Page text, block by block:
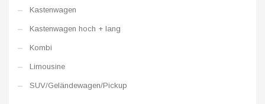
Kastenwagen
Kastenwagen hoch + lang
Kombi
Limousine
SUV/Geländewagen/Pickup